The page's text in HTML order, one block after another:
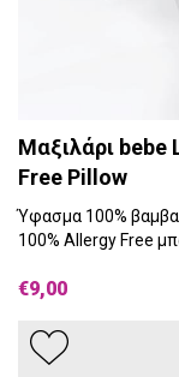
Μαξιλάρι
Free Pillow
Ύφασμα 100%
100% Allergy Free
€9,00